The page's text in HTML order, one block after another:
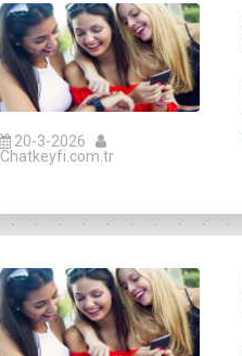
20-3-2026
Chatkeyfi.com.tr